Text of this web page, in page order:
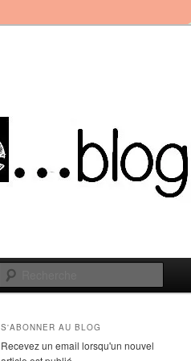
S'ABONNER AU BLOG
Recevez un email lorsqu'un nouvel